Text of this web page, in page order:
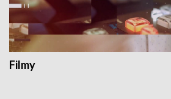
Filmy